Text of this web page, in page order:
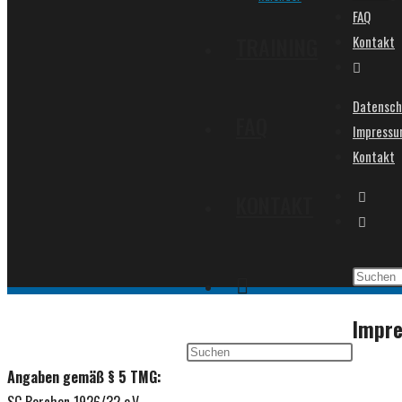
WEBSITE-
SUCHE
FAQ
Kontakt
Website-
Kontakt
Angaben gemäß § 5 TMG: